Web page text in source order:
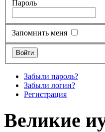
Пароль
Запомнить меня
Забыли пароль?
Забыли логин?
Регистрация
Великие